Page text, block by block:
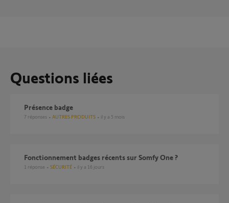
Questions liées
Présence badge
7 réponses AUTRES PRODUITS il y a 5 mois
Fonctionnement badges récents sur Somfy One ?
1 réponse SÉCURITÉ il y a 16 jours